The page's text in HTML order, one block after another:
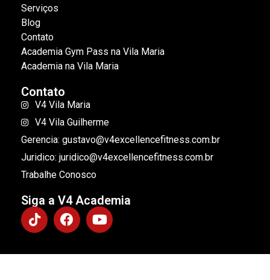
Serviços
Blog
Contato
Academia Gym Pass na Vila Maria
Academia na Vila Maria
Contato
V4 Vila Maria
V4 Vila Guilherme
Gerencia: gustavo@v4excellencefitness.com.br
Juridico: juridico@v4excellencefitness.com.br
Trabalhe Conosco
Siga a V4 Academia